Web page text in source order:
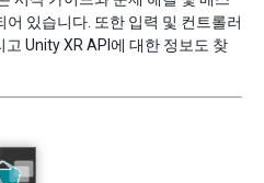
있습니다. 또한 입력 및 컨트롤러
Unity XR API에 대한 정보도 찾